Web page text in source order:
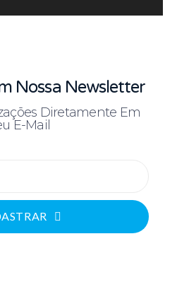
Nossa Newsletter
Diretamente Em
E-Mail